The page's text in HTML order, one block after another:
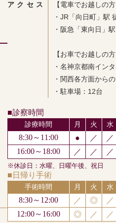
アクセス
【電車でお越しの方
・JR「向日町」駅
・阪急「東向日」
【お車でお越しの方
・名神京都南イン
・関西各方面から
・駐車場：12台